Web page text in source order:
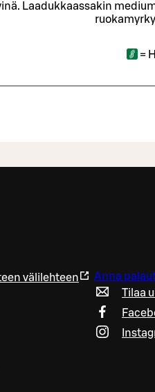
Laadukkaassakin
=
välilehteen
Anna
Tilaa